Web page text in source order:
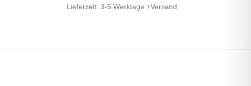
Lieferzeit: 3-5 Werktage +Versand